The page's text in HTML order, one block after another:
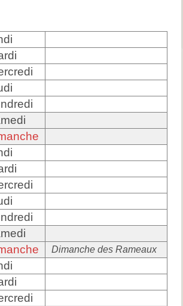
Dimanche des Rameaux